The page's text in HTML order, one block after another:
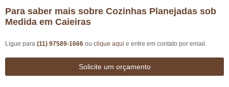
Para saber mais sobre Cozinhas Planejadas sob
Medida em Caieiras
Ligue para (11) 97589-1666 ou clique aqui e entre em contato por email.
Solicite um orçamento